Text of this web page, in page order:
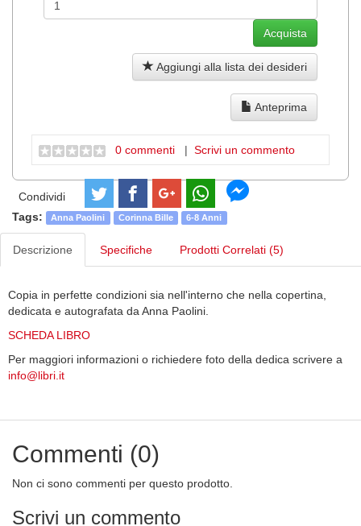
Aggiungi alla lista dei desideri
Anteprima
0 commenti | Scrivi un commento
Condividi
Tags:
Anna Paolini Corinna Bille 6-8 Anni
Descrizione Specifiche Prodotti Correlati (5)
Copia in perfette condizioni sia nell'interno che nella copertina,
dedicata e autografata da Anna Paolini.
SCHEDA LIBRO
Per maggiori informazioni o richiedere foto della dedica scrivere a
info@libri.it
Commenti (0)
Non ci sono commenti per questo prodotto.
Scrivi un commento